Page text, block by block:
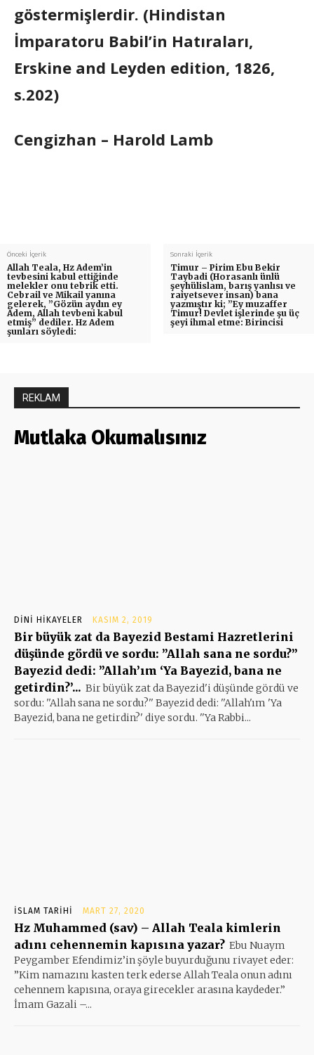
göstermişlerdir. (Hindistan
İmparatoru Babil’in Hatıraları,
Erskine and Leyden edition, 1826,
s.202)
Cengizhan – Harold Lamb
Önceki İçerik
Allah Teala, Hz Adem’in
tevbesini kabul ettiğinde
melekler onu tebrik etti.
Cebrail ve Mikail yanına
gelerek, ”Gözün aydın ey
Adem, Allah tevbeni kabul
etmiş” dediler. Hz Adem
şunları söyledi:
Sonraki İçerik
Timur – Pirim Ebu Bekir
Taybadi (Horasanlı ünlü
şeyhülislam, barış yanlısı ve
raiyetsever insan) bana
yazmıştır ki; ”Ey muzaffer
Timur! Devlet işlerinde şu üç
şeyi ihmal etme: Birincisi
REKLAM
Mutlaka Okumalısınız
DINI HIKAYELER KASIM 2, 2019
Bir büyük zat da Bayezid Bestami Hazretlerini
düşünde gördü ve sordu: ”Allah sana ne sordu?”
Bayezid dedi: ”Allah’ım ‘Ya Bayezid, bana ne
getirdin?’... Bir büyük zat da Bayezid'i düşünde gördü ve
sordu: ''Allah sana ne sordu?'' Bayezid dedi: ''Allah'ım 'Ya
Bayezid, bana ne getirdin?' diye sordu. ''Ya Rabbi...
İSLAM TARIHI MART 27, 2020
Hz Muhammed (sav) – Allah Teala kimlerin
adını cehennemin kapısına yazar? Ebu Nuaym
Peygamber Efendimiz’in şöyle buyurduğunu rivayet eder:
”Kim namazını kasten terk ederse Allah Teala onun adını
cehennem kapısına, oraya girecekler arasına kaydeder.”
İmam Gazali –...